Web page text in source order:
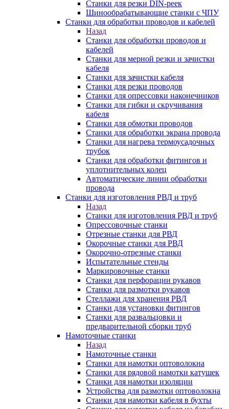
Станки для резки DIN-реек
Шинообрабатывающие станки с ЧПУ
Станки для обработки проводов и кабелей
Назад
Станки для обработки проводов и
кабелей
Станки для мерной резки и зачистки
кабеля
Станки для зачистки кабеля
Станки для резки проводов
Станки для опрессовки наконечников
Станки для гибки и скручивания
кабеля
Станки для обмотки проводов
Станки для обработки экрана провода
Станки для нагрева термоусадочных
трубок
Станки для обработки фитингов и
уплотнительных колец
Автоматические линии обработки
провода
Станки для изготовления РВД и труб
Назад
Станки для изготовления РВД и труб
Опрессовочные станки
Отрезные станки для РВД
Окорочные станки для РВД
Окорочно-отрезные станки
Испытательные стенды
Маркировочные станки
Станки для перфорации рукавов
Станки для размотки рукавов
Стеллажи для хранения РВД
Станки для установки фитингов
Станки для развальцовки и
предварительной сборки труб
Намоточные станки
Назад
Намоточные станки
Станки для намотки оптоволокна
Станки для рядовой намотки катушек
Станки для намотки изоляции
Устройства для размотки оптоволокна
Станки для намотки кабеля в бухты